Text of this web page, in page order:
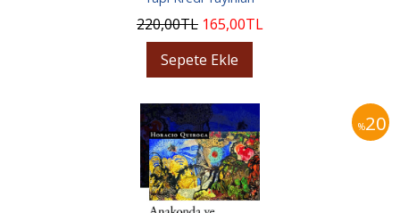
220,00TL 165,00TL
Sepete Ekle
%20